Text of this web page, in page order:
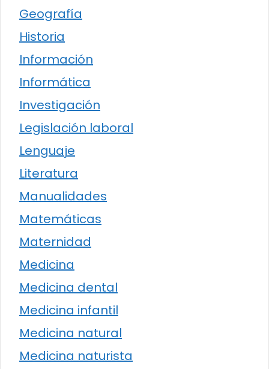
Geografía
Historia
Información
Informática
Investigación
Legislación laboral
Lenguaje
Literatura
Manualidades
Matemáticas
Maternidad
Medicina
Medicina dental
Medicina infantil
Medicina natural
Medicina naturista